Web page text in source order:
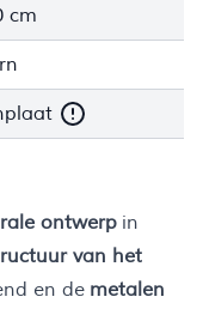
cm
ontwerp in
van het
en de metalen